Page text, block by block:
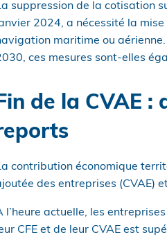
suppression de la cotisation
2024, a nécessité la
maritime ou
ces mesures sont-elles
de la CVAE :
contribution économique
des entreprises (CVAE)
l’heure actuelle, les
CFE et de leur CVAE est